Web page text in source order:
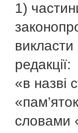
1)
викласти
редакції:
«в назві
словами